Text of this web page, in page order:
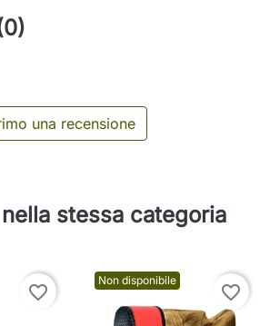
una recensione
stessa categoria
favorite_border
Non disponibile
favorite_border